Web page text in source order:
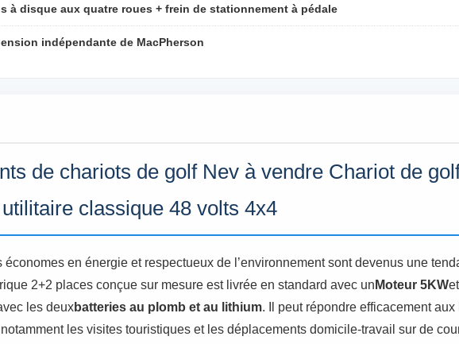
à disque aux quatre roues + frein de stationnement à pédale
indépendante de MacPherson
de chariots de golf Nev à vendre Chariot de
classique 48 volts 4x4
économes en énergie et respectueux de l’environnement sont devenus une
2+2 places conçue sur mesure est livrée en standard avec un Moteur 5KW
les deuxbatteries au plomb et au lithium. Il peut répondre efficacement
les visites touristiques et les déplacements domicile-travail sur de